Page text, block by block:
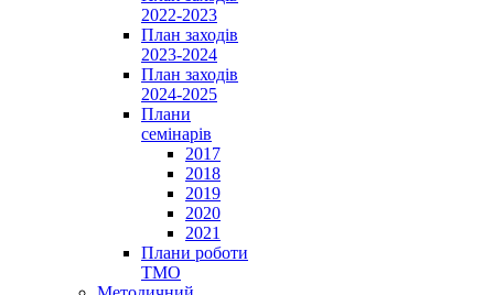
2022-2023
План заходів
2023-2024
План заходів
2024-2025
Плани
семінарів
2017
2018
2019
2020
2021
Плани роботи
ТМО